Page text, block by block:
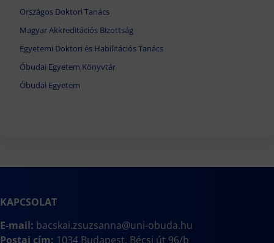
Országos Doktori Tanács
Magyar Akkreditációs Bizottság
Egyetemi Doktori és Habilitációs Tanács
Óbudai Egyetem Könyvtár
Óbudai Egyetem
KAPCSOLAT
E-mail: bacskai.zsuzsanna@uni-obuda.hu
Postai cím: 1034 Budapest, Bécsi út 96/b